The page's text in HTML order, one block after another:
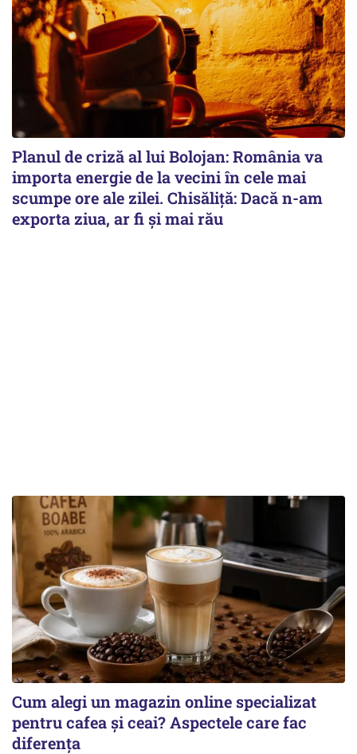
Planul de criză al lui Bolojan: România va
importa energie de la vecini în cele mai
scumpe ore ale zilei. Chisăliță: Dacă n-am
exporta ziua, ar fi și mai rău
Cum alegi un magazin online specializat
pentru cafea și ceai? Aspectele care fac
diferența